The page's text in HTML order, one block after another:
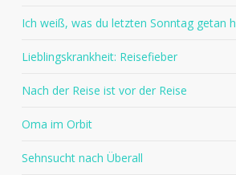
Ich weiß, was du letzten Sonntag getan
Lieblingskrankheit: Reisefieber
Nach der Reise ist vor der Reise
Oma im Orbit
Sehnsucht nach Überall